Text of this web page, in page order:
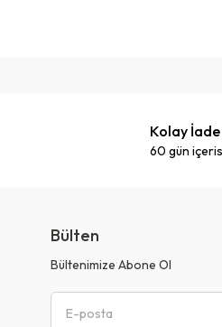
Kolay İade
60 gün
Bülten
Bültenimize Abone Ol